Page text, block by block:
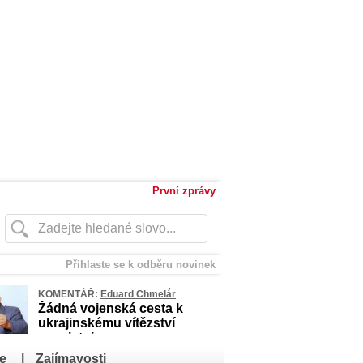
První zprávy
Přihlaste se k odběru novinek
KOMENTÁŘ: Eduard Chmelár
Žádná vojenská cesta k
ukrajinskému vítězství
neexistuje
Zajímavosti